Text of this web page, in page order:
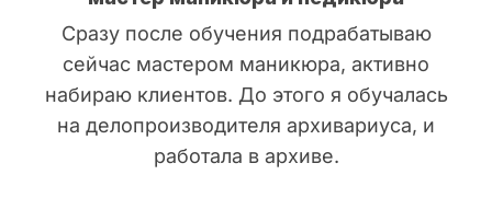
Сразу после обучения подрабатываю
сейчас мастером маникюра, активно
набираю клиентов. До этого я обучалась
на делопроизводителя архивариуса, и
работала в архиве.